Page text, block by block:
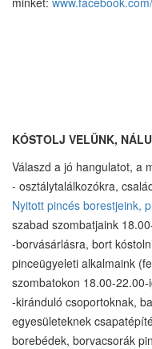
KÓSTOLJ VELÜNK,
Válaszd a jó hangulatot, a
- osztálytalálkozókra,
Nyitott pincés borestjeink,
szabad szombatjaink
-borvásárlásra, bort
pinceügyeleti alkalmaink
szombatokon 18.00-22.00-
-kiránduló csoportoknak,
egyesületeknek
borebédek, borvacsorák